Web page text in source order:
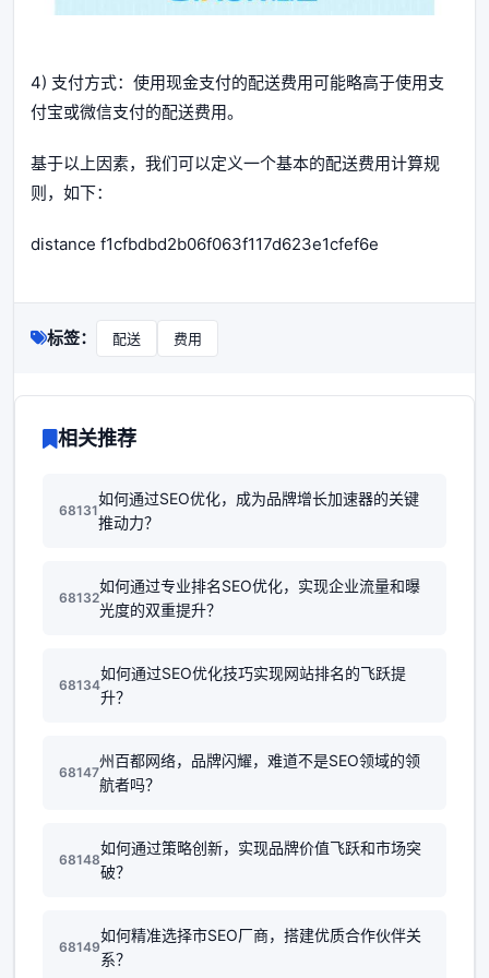
4) 支付方式：使用现金支付的配送费用可能略高于使用支
付宝或微信支付的配送费用。
基于以上因素，我们可以定义一个基本的配送费用计算规
则，如下：
distance f1cfbdbd2b06f063f117d623e1cfef6e
标签： 配送 费用
相关推荐
68131
如何通过SEO优化，成为品牌增长加速器的关键
推动力？
68132
如何通过专业排名SEO优化，实现企业流量和曝
光度的双重提升？
68134
如何通过SEO优化技巧实现网站排名的飞跃提
升？
68147
州百都网络，品牌闪耀，难道不是SEO领域的领
航者吗？
68148
如何通过策略创新，实现品牌价值飞跃和市场突
破？
68149
如何精准选择市SEO厂商，搭建优质合作伙伴关
系？